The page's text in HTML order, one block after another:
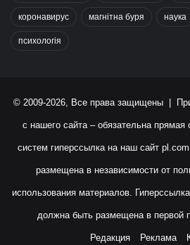
коронавирус магнітна буря наука
психологія
© 2009-2026, Все права защищены |
с нашего сайта – обязательна прямая
систем гиперссылка на наш сайт
размещена в независимости от
использования материалов.
должна быть размещена в первой
Редакция Реклама